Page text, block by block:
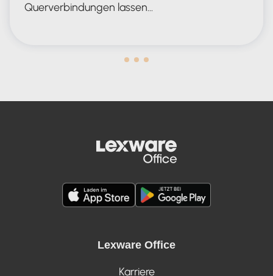
Querverbindungen lassen…
Lexware Office
Karriere